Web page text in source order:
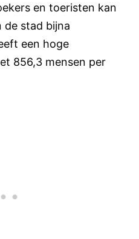
en toeristen kan
de stad bijna
een hoge
856,3 mensen per